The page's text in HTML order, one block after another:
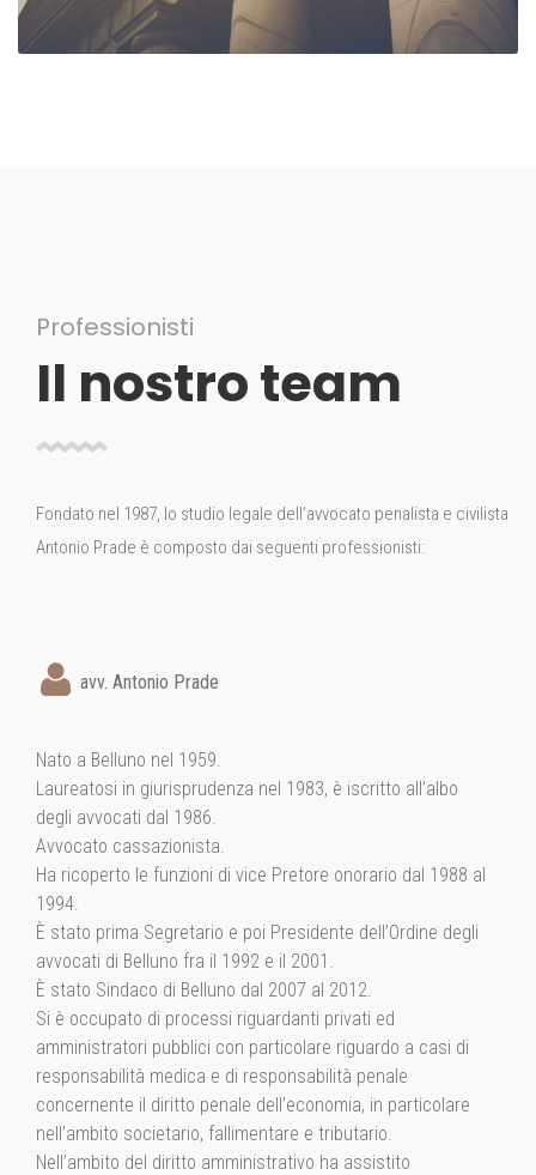
Professionisti
Il nostro team
Fondato nel 1987, lo studio legale dell’avvocato penalista e civilista
Antonio Prade è composto dai seguenti professionisti:
avv. Antonio Prade
Nato a Belluno nel 1959.
Laureatosi in giurisprudenza nel 1983, è iscritto all’albo
degli avvocati dal 1986.
Avvocato cassazionista.
Ha ricoperto le funzioni di vice Pretore onorario dal 1988 al
1994.
È stato prima Segretario e poi Presidente dell’Ordine degli
avvocati di Belluno fra il 1992 e il 2001.
È stato Sindaco di Belluno dal 2007 al 2012.
Si è occupato di processi riguardanti privati ed
amministratori pubblici con particolare riguardo a casi di
responsabilità medica e di responsabilità penale
concernente il diritto penale dell’economia, in particolare
nell’ambito societario, fallimentare e tributario.
Nell’ambito del diritto amministrativo ha assistito